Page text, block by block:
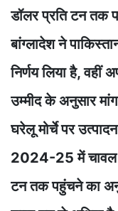
डॉलर प्रति टन तक
बांग्लादेश ने
निर्णय लिया है, वहीं
उम्मीद के अनुसार
घरेलू मोर्चे पर
2024-25 में चावल
टन तक पहुंचने का